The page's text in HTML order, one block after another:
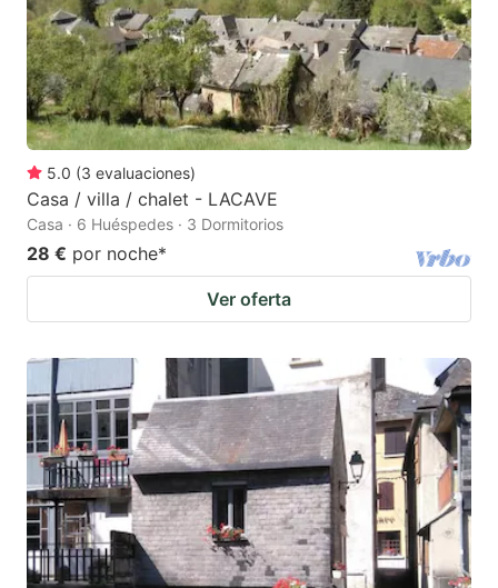
5.0 (3 evaluaciones)
Casa / villa / chalet - LACAVE
Casa · 6 Huéspedes · 3 Dormitorios
28 € por noche*
Ver oferta